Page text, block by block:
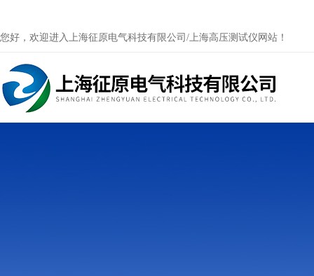
您好，欢迎进入上海征原电气科技有限公司/上海高压测试仪网站！